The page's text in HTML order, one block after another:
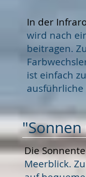
​​In der
wird nach
beitragen.
ist einfach
Die
Meerblick.